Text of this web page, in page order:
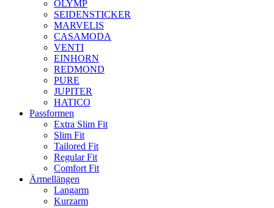
OLYMP
SEIDENSTICKER
MARVELIS
CASAMODA
VENTI
EINHORN
REDMOND
PURE
JUPITER
HATICO
Passformen
Extra Slim Fit
Slim Fit
Tailored Fit
Regular Fit
Comfort Fit
Ärmellängen
Langarm
Kurzarm